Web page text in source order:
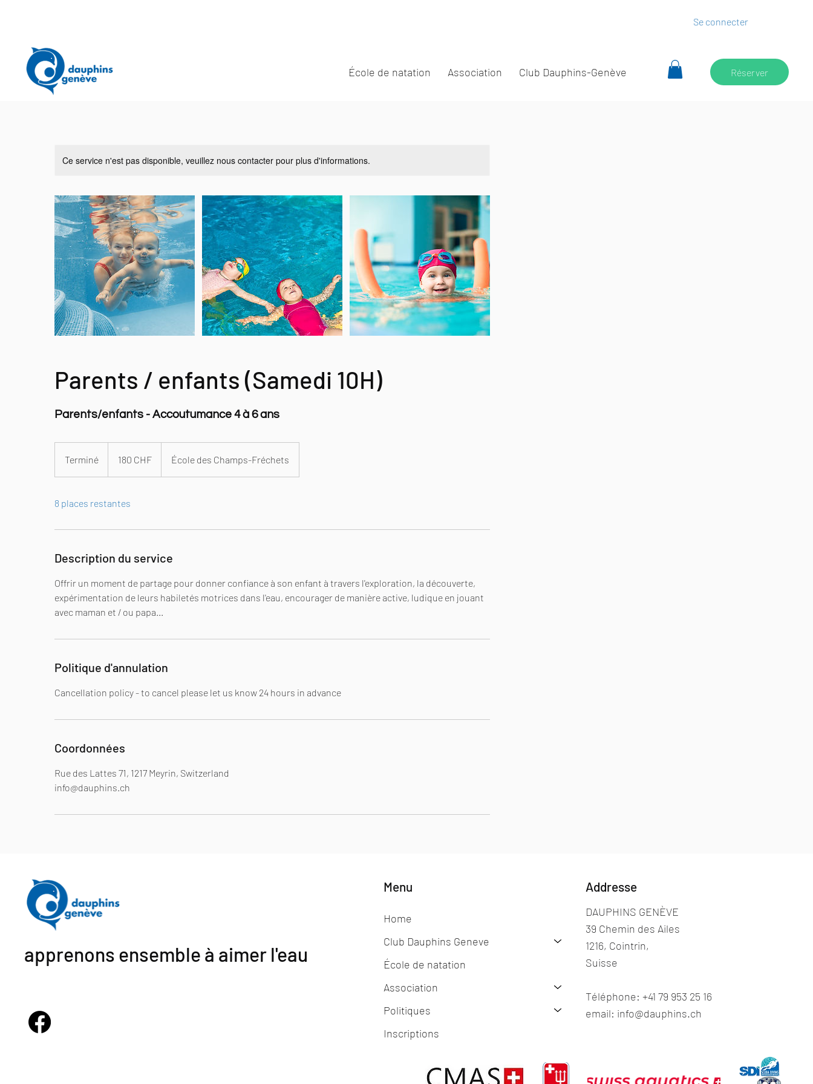
Se connecter
École de natation Association Club Dauphins-Genève Réserver
Ce service n'est pas disponible, veuillez nous contacter pour plus d'informations.
Parents / enfants (Samedi 10H)
Parents/enfants - Accoutumance 4 à 6 ans
Terminé
e
m
n
suisses
180 CHF École des Champs-Fréchets
8 places restantes
Description du service
Offrir un moment de partage pour donner confiance à son enfant à travers l'exploration, la découverte,
expérimentation de leurs habiletés motrices dans l'eau, encourager de manière active, ludique en jouant
avec maman et / ou papa...
Politique d'annulation
Cancellation policy - to cancel please let us know 24 hours in advance
Coordonnées
Rue des Lattes 71, 1217 Meyrin, Switzerland
info@dauphins.ch
apprenons ensemble à aimer l'eau
Addresse
DAUPHINS GENÈVE
39 Chemin des Ailes
1216, Cointrin,
Suisse
Téléphone: +41 79 953 25 16
email: info@dauphins.ch
Menu
Home
Club Dauphins Geneve
École de natation
Association
Politiques
Inscriptions